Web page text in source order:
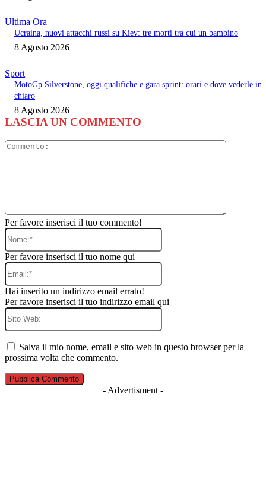
Ultima Ora
Ucraina, nuovi attacchi russi su Kiev: tre morti tra cui un bambino
8 Agosto 2026
Sport
MotoGp Silverstone, oggi qualifiche e gara sprint: orari e dove vederle in
chiaro
8 Agosto 2026
LASCIA UN COMMENTO
Per favore inserisci il tuo commento!
Nome:*
Per favore inserisci il tuo nome qui
Email:*
Hai inserito un indirizzo email errato!
Per favore inserisci il tuo indirizzo email qui
Sito
Salva il mio nome, email e sito web in questo browser per la
prossima volta che commento.
- Advertisment -